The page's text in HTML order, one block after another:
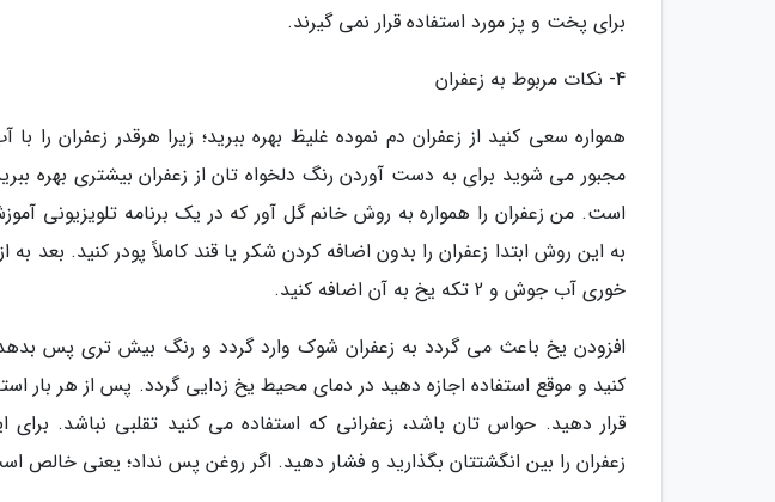
برای پخت و پز مورد استفاده قرار نمی گیرند.
4- نکات مربوط به زعفران
همواره سعی کنید از زعفران دم نموده غلیظ بهره ببرید؛ زیرا هرقدر زعفران
مجبور می شوید برای به دست آوردن رنگ دلخواه تان از زعفران بیشتری بهره
است. من زعفران را همواره به روش خانم گل آور که در یک برنامه تلویزیونی
خوری آب جوش و 2 تکه یخ به آن اضافه کنید.
افزودن یخ باعث می گردد به زعفران شوک وارد گردد و رنگ بیش تری پس بدهد.
کنید و موقع استفاده اجازه دهید در دمای محیط یخ زدایی گردد. پس از هر بار
قرار دهید. حواس تان باشد، زعفرانی که استفاده می کنید تقلبی نباشد. برای
زعفران را بین انگشتتان بگذارید و فشار دهید. اگر روغن پس نداد؛ یعنی خالص